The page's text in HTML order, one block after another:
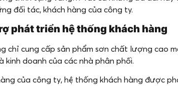
đối tác, khách hàng của công ty.
phát triển hệ thống khách hàng
chỉ cung cấp sản phẩm sơn chất lượng cao
kinh doanh của các nhà phân phối.
của công ty, hệ thống khách hàng được